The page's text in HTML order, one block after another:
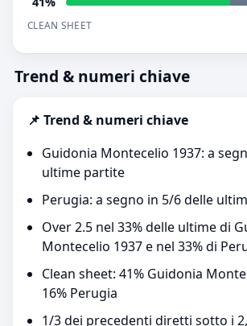
CLEAN SHEET
Trend & numeri chiave
📌 Trend & numeri chiave
Guidonia Montecelio 1937: a
ultime partite
Perugia: a segno in 5/6 delle
Over 2.5 nel 33% delle ultime di
Montecelio 1937 e nel 33% di
Clean sheet: 41% Guidonia
16% Perugia
1/3 dei precedenti diretti sotto i